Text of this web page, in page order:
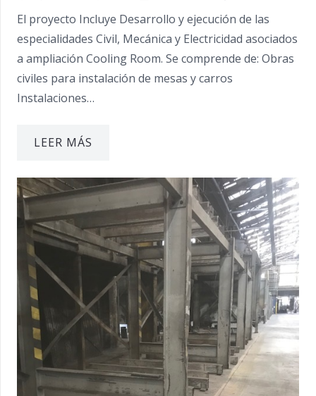
El proyecto Incluye Desarrollo y ejecución de las
especialidades Civil, Mecánica y Electricidad asociados
a ampliación Cooling Room. Se comprende de: Obras
civiles para instalación de mesas y carros
Instalaciones…
LEER MÁS